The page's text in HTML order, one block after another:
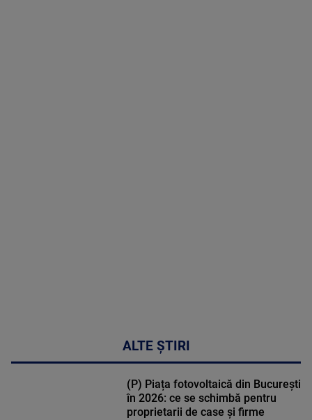
ALTE ȘTIRI
(P) Piața fotovoltaică din București
în 2026: ce se schimbă pentru
proprietarii de case și firme